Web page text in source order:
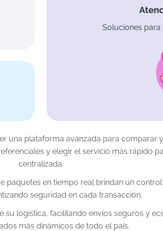
Soluciones
una plataforma avanzada para comparar
y elegir el servicio más rápido
centralizada.
paquetes en tiempo real brindan un
seguridad en cada transacción.
logística, facilitando envíos seguros y
más dinámicos de todo el país.